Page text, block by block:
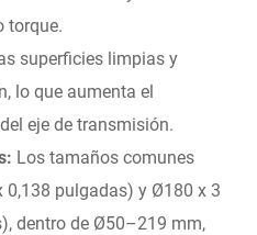
torque.
superficies limpias y
lo que aumenta el
eje de transmisión.
Los tamaños comunes
pulgadas) y Ø180 x 3
dentro de Ø50–219 mm,